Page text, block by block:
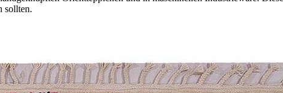
sollten.